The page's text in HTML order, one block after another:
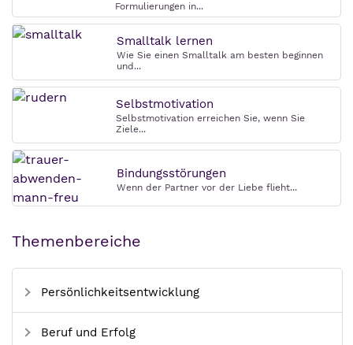
Formulierungen in...
Smalltalk lernen
Wie Sie einen Smalltalk am besten beginnen
und...
Selbstmotivation
Selbstmotivation erreichen Sie, wenn Sie
Ziele...
Bindungsstörungen
Wenn der Partner vor der Liebe flieht...
Themenbereiche
Persönlichkeitsentwicklung
Beruf und Erfolg